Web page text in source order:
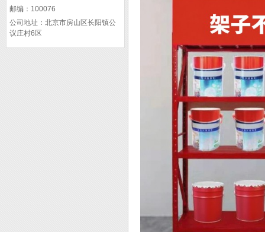
邮编： 100076
公司地址： 北京市房山区长阳镇公
议庄村6区